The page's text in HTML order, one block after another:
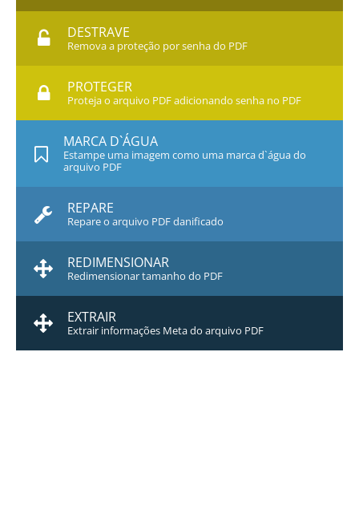
DESTRAVE
Remova a proteção por senha do PDF
PROTEGER
Proteja o arquivo PDF adicionando senha no PDF
MARCA D`ÁGUA
Estampe uma imagem como uma marca d`água do
arquivo PDF
REPARE
Repare o arquivo PDF danificado
REDIMENSIONAR
Redimensionar tamanho do PDF
EXTRAIR
Extrair informações Meta do arquivo PDF